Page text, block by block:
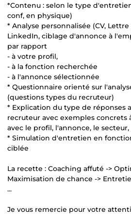
*Contenu : selon le type
conf, en physique)
* Analyse personnalisée (CV,
LinkedIn, ciblage d'annonce à
par rapport
- à votre profil,
- à la fonction recherchée
- à l'annonce sélectionnée
* Questionnaire orienté sur
(questions types du recruteur)
* Explication du type de réponses
recruteur avec exemples concrets
avec le profil, l'annonce, le
* Simulation d'entretien en
ciblée
La recette : Coaching affuté ->
Maximisation de chance ->
...
Je vous remercie pour votre